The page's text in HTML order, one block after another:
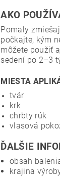
AKO
Pomaly
počkajte, kým
môžete použiť
sedení po 2–3
MIESTA
tvár
krk
chrbty rúk
vlasová
ĎALŠIE
obsah
krajina